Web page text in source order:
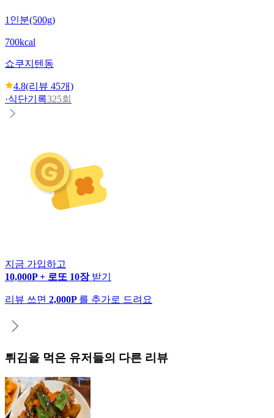
1인분(500g)
700kcal
쇼쿠지 텐동
4.8(리뷰 45개)
·식단기록325회
지금 가입하고
10,000P + 로또 10장 받기
리뷰 쓰면 2,000P 를 추가로 드려요
튀김을 먹은 유저들의 다른 리뷰